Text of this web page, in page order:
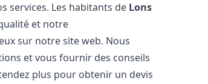
services. Les habitants de Lons
et notre
sur notre site web. Nous
et vous fournir des conseils
plus pour obtenir un devis